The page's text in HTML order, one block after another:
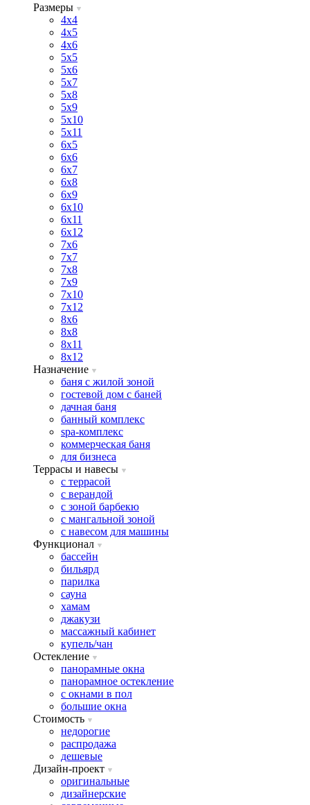
Размеры
4х4
4х5
4х6
5х5
5х6
5х7
5х8
5х9
5х10
5х11
6х5
6х6
6х7
6х8
6х9
6х10
6х11
6х12
7х6
7х7
7х8
7х9
7х10
7х12
8х6
8х8
8х11
8х12
Назначение
баня с жилой зоной
гостевой дом с баней
дачная баня
банный комплекс
spa-комплекс
коммерческая баня
для бизнеса
Террасы и навесы
с террасой
с верандой
с зоной барбекю
с мангальной зоной
с навесом для машины
Функционал
бассейн
бильярд
парилка
сауна
хамам
джакузи
массажный кабинет
купель/чан
Остекление
панорамные окна
панорамное остекление
с окнами в пол
большие окна
Стоимость
недорогие
распродажа
дешевые
Дизайн-проект
оригинальные
дизайнерские